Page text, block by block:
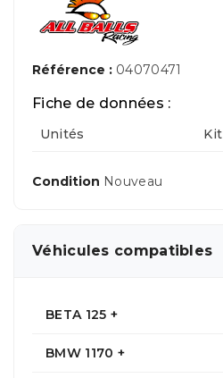
Référence : 04070471
Fiche de données :
Unités Kit
Condition Nouveau
Véhicules compatibles
BETA 125 +
BMW 1170 +